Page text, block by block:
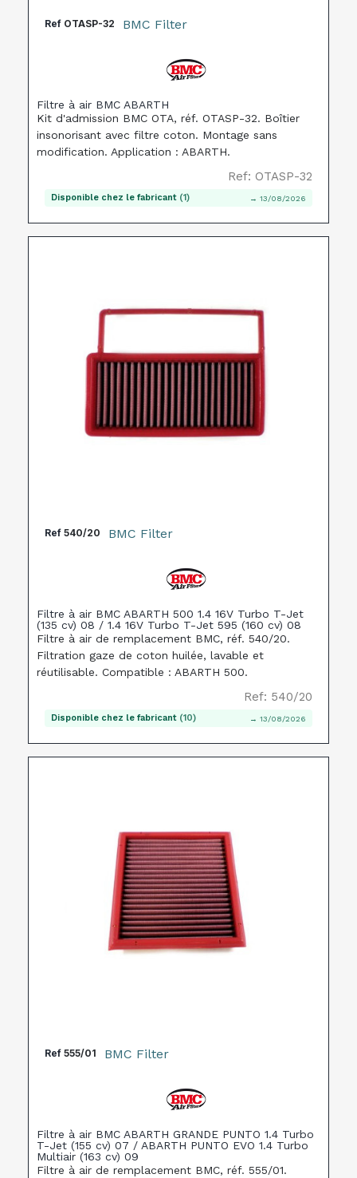
Ref OTASP-32 BMC Filter
Filtre à air BMC ABARTH
Kit d'admission BMC OTA, réf. OTASP-32. Boîtier
insonorisant avec filtre coton. Montage sans
modification. Application : ABARTH.
Ref: OTASP-32
Disponible chez le fabricant (1) → 13/08/2026
Ref 540/20 BMC Filter
Filtre à air BMC ABARTH 500 1.4 16V Turbo T-Jet
(135 cv) 08 / 1.4 16V Turbo T-Jet 595 (160 cv) 08
Filtre à air de remplacement BMC, réf. 540/20.
Filtration gaze de coton huilée, lavable et
réutilisable. Compatible : ABARTH 500.
Ref: 540/20
Disponible chez le fabricant (10) → 13/08/2026
Ref 555/01 BMC Filter
Filtre à air BMC ABARTH GRANDE PUNTO 1.4 Turbo
T-Jet (155 cv) 07 / ABARTH PUNTO EVO 1.4 Turbo
Multiair (163 cv) 09
Filtre à air de remplacement BMC, réf. 555/01.